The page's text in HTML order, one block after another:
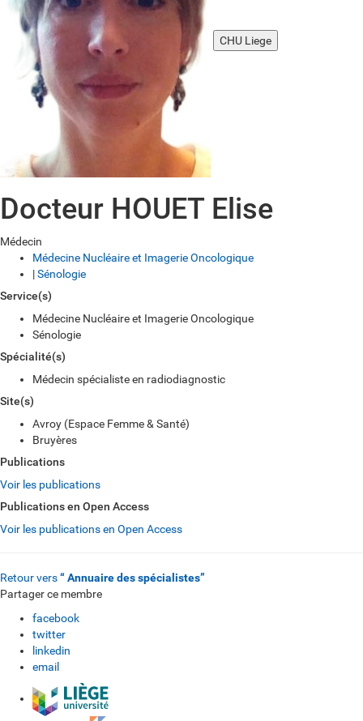
CHU Liege
Docteur HOUET Elise
Médecin
Médecine Nucléaire et Imagerie Oncologique
|Sénologie
Service(s)
Médecine Nucléaire et Imagerie Oncologique
Sénologie
Spécialité(s)
Médecin spécialiste en radiodiagnostic
Site(s)
Avroy (Espace Femme & Santé)
Bruyères
Publications
Voir les publications
Publications en Open Access
Voir les publications en Open Access
Retour vers“ Annuaire des spécialistes”
Partager ce membre
facebook
twitter
linkedin
email